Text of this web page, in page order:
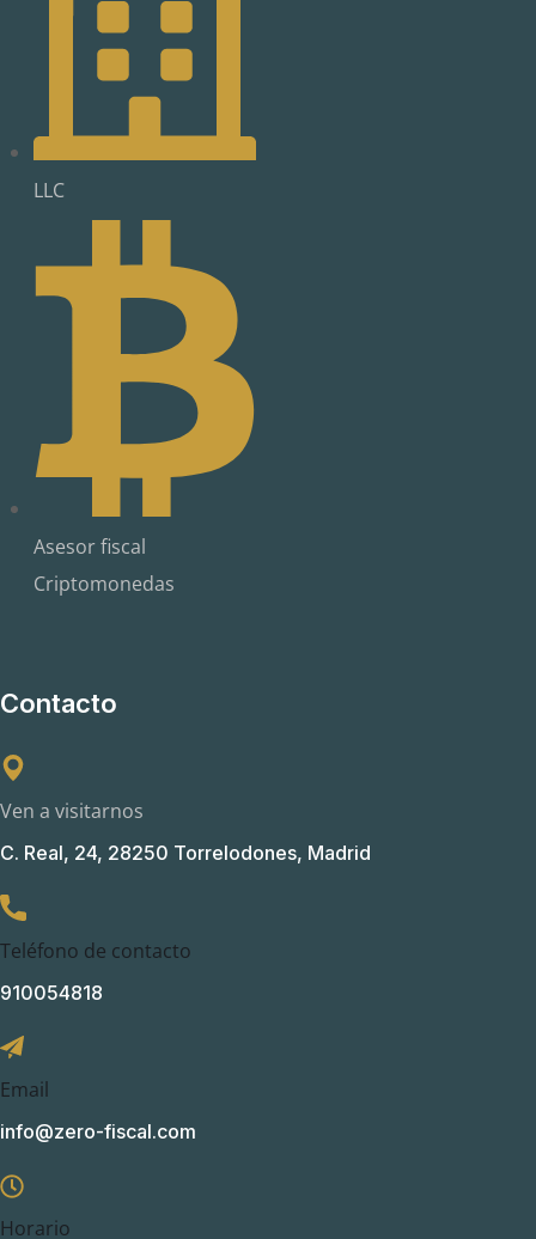
LLC
Asesor fiscal
Criptomonedas
Contacto
Ven a visitarnos
C. Real, 24, 28250 Torrelodones, Madrid
Teléfono de contacto
910054818
Email
info@zero-fiscal.com
Horario